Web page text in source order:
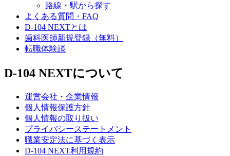
路線・駅から探す
よくある質問・FAQ
D-104 NEXTとは
歯科医師新規登録（無料）
転職体験談
D-104 NEXTについて
運営会社・企業情報
個人情報保護方針
個人情報の取り扱い
プライバシーステートメント
職業安定法に基づく表示
D-104 NEXT利用規約